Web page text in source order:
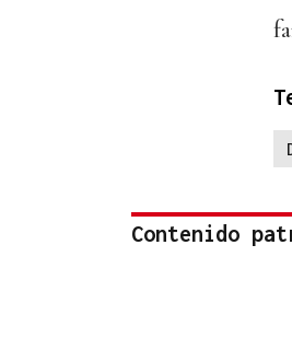
Contenido